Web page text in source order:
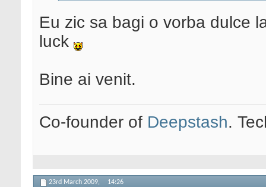
Eu zic sa bagi o vorba dulce
luck
Bine ai venit.
Co-founder of Deepstash.
23rd March 2009, 14:26